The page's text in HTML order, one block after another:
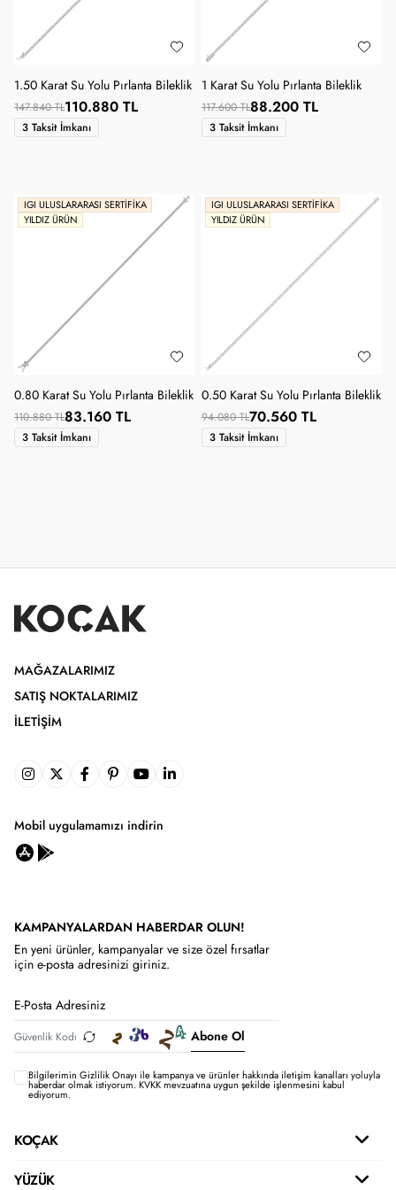
1.50 Karat Su Yolu Pırlanta Bileklik
147.840 TL110.880 TL
3 Taksit İmkanı
1 Karat Su Yolu Pırlanta Bileklik
117.600 TL88.200 TL
3 Taksit İmkanı
IGI ULUSLARARASI SERTIFIKA
YILDIZ ÜRÜN
0.80 Karat Su Yolu Pırlanta Bileklik
110.880 TL83.160 TL
3 Taksit İmkanı
IGI ULUSLARARASI SERTIFIKA
YILDIZ ÜRÜN
0.50 Karat Su Yolu Pırlanta Bileklik
94.080 TL70.560 TL
3 Taksit İmkanı
MAĞAZALARIMIZ
SATIŞ NOKTALARIMIZ
İLETIŞIM
Mobil uygulamamızı indirin
KAMPANYALARDAN HABERDAR OLUN!
En yeni ürünler, kampanyalar ve size özel fırsatlar
için e-posta adresinizi giriniz.
Abone Ol
Bilgilerimin Gizlilik Onayı ile kampanya ve ürünler hakkında iletişim kanalları yoluyla
haberdar olmak istiyorum.KVKK mevzuatına uygun şekilde işlenmesini kabul
ediyorum.
KOÇAK
YÜZÜK